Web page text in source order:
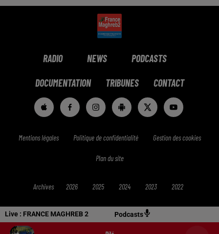
Live : FRANCE MAGHREB 2 Podcasts
RADIO NEWS PODCASTS
DOCUMENTATION TRIBUNES CONTACT
Mentions légales Politique de confidentialité Gestion des cookies
Plan du site
Archives 2026 2025 2024 2023 2022